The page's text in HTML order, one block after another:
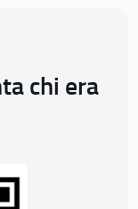
chi era